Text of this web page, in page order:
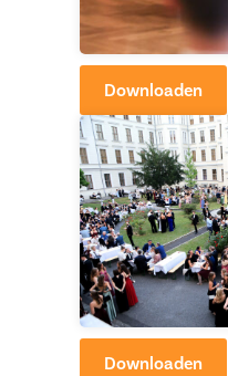
Downloaden
Downloaden